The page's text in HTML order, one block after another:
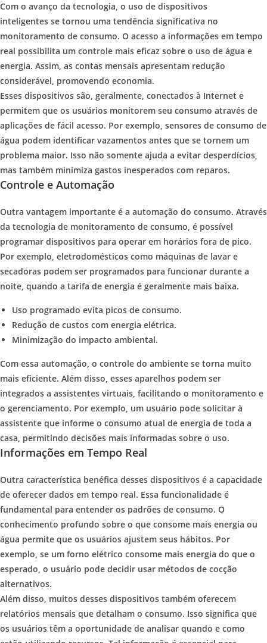
Com o avanço da tecnologia, o uso de dispositivos
inteligentes se tornou uma tendência significativa no
monitoramento de consumo. O acesso a informações em tempo
real possibilita um controle mais eficaz sobre o uso de água e
energia. Assim, as contas mensais apresentam redução
considerável, promovendo economia.
Esses dispositivos são, geralmente, conectados à Internet e
permitem que os usuários monitorem seu consumo através de
aplicações de fácil acesso. Por exemplo, sensores de consumo de
água podem identificar vazamentos antes que se tornem um
problema maior. Isso não somente ajuda a evitar desperdícios,
mas também minimiza gastos inesperados com reparos.
Controle e Automação
Outra vantagem importante é a automação do consumo. Através
da tecnologia de monitoramento de consumo, é possível
programar dispositivos para operar em horários fora de pico.
Por exemplo, eletrodomésticos como máquinas de lavar e
secadoras podem ser programados para funcionar durante a
noite, quando a tarifa de energia é geralmente mais baixa.
Uso programado evita picos de consumo.
Redução de custos com energia elétrica.
Minimização do impacto ambiental.
Com essa automação, o controle do ambiente se torna muito
mais eficiente. Além disso, esses aparelhos podem ser
integrados a assistentes virtuais, facilitando o monitoramento e
o gerenciamento. Por exemplo, um usuário pode solicitar à
assistente que informe o consumo atual de energia de toda a
casa, permitindo decisões mais informadas sobre o uso.
Informações em Tempo Real
Outra característica benéfica desses dispositivos é a capacidade
de oferecer dados em tempo real. Essa funcionalidade é
fundamental para entender os padrões de consumo. O
conhecimento profundo sobre o que consome mais energia ou
água permite que os usuários ajustem seus hábitos. Por
exemplo, se um forno elétrico consome mais energia do que o
esperado, o usuário pode decidir usar métodos de cocção
alternativos.
Além disso, muitos desses dispositivos também oferecem
relatórios mensais que detalham o consumo. Isso significa que
os usuários têm a oportunidade de analisar quando e como